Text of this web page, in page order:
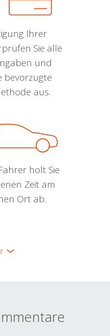
Ihrer
Sie alle
und
bevorzugte
aus.
holt Sie
Zeit am
Ort ab.